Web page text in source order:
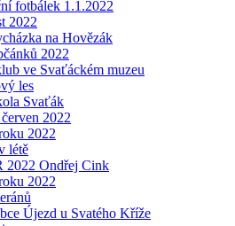
fotbálek 1.1.2022
2022
na Hovězák
2022
ve Svaťáckém muzeu
les
Svaťák
2022
2022
létě
2022 Ondřej Cink
2022
Újezd u Svatého Kříže